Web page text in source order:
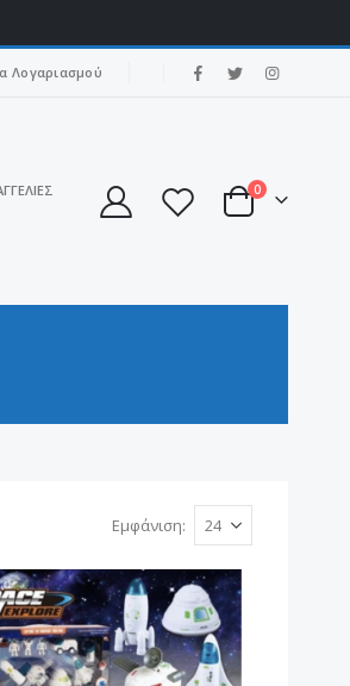
Λογαριασμού
Cart
0στοιχεία
Εμφάνιση